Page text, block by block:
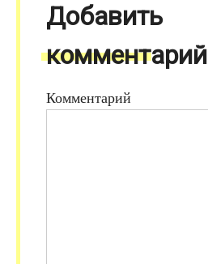
Добавить
комментарий
Комментарий